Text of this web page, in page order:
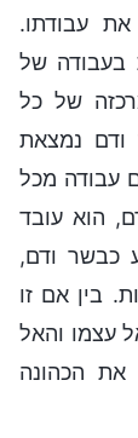
עבודתו.
בעבודה של
של כל
ודם נמצאת
עבודה מכל
הוא עובד
כבשר ודם,
בין אם זו
עצמו והאל
הכהונה